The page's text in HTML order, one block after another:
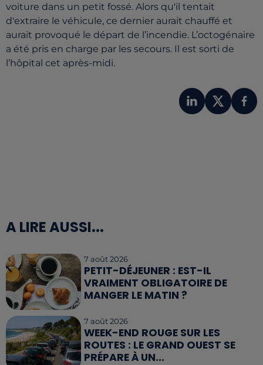
voiture dans un petit fossé. Alors qu'il tentait
d'extraire le véhicule, ce dernier aurait chauffé et
aurait provoqué le départ de l’incendie. L’octogénaire
a été pris en charge par les secours. Il est sorti de
l’hôpital cet après-midi.
A LIRE AUSSI...
7 août 2026
PETIT-DÉJEUNER : EST-IL
VRAIMENT OBLIGATOIRE DE
MANGER LE MATIN ?
7 août 2026
WEEK-END ROUGE SUR LES
ROUTES : LE GRAND OUEST SE
PRÉPARE À UN...